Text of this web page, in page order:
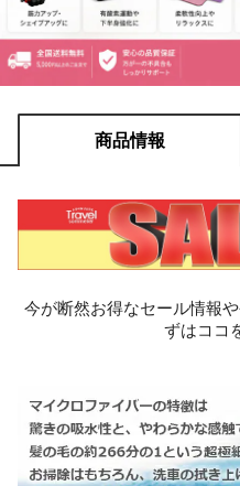
商品情報
今が断然お得なセール情報
ずはココ